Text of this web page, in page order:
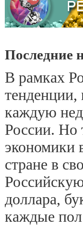
Последние
В рамках
тенденции,
каждую
России. Но
экономики
стране в
доллара,
каждые пол